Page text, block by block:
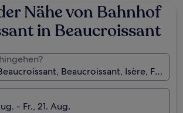
Nähe von Bahnhof
in Beaucroissant
Beaucroissant, Isère,
- Fr., 21. Aug.